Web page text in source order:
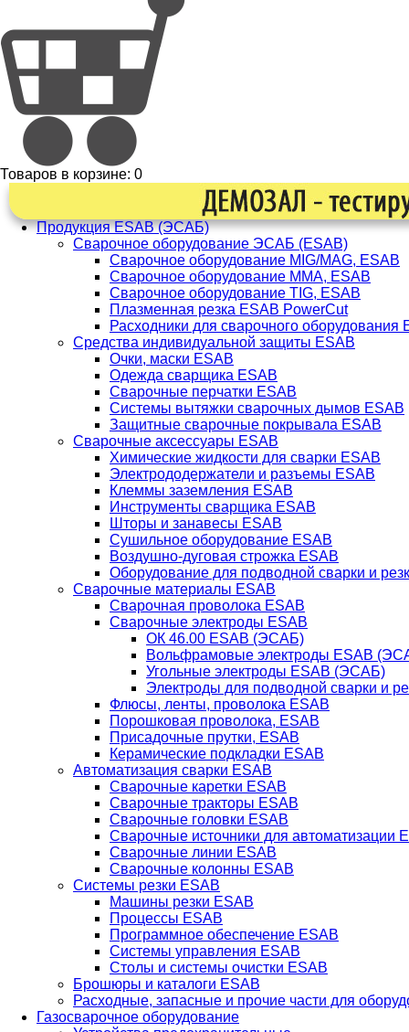
Товаров в корзине: 0
Продукция ESAB (ЭСАБ)
Сварочное оборудование ЭСАБ (ESAB)
Сварочное оборудование MIG/MAG, ESAB
Сварочное оборудование ММА, ESAB
Сварочное оборудование TIG, ESAB
Плазменная резка ESAB PowerCut
Расходники для сварочного оборудования
Средства индивидуальной защиты ESAB
Очки, маски ESAB
Одежда сварщика ESAB
Сварочные перчатки ESAB
Системы вытяжки сварочных дымов ESAB
Защитные сварочные покрывала ESAB
Сварочные аксессуары ESAB
Химические жидкости для сварки ESAB
Электрододержатели и разъемы ESAB
Клеммы заземления ESAB
Инструменты сварщика ESAB
Шторы и занавесы ESAB
Сушильное оборудование ESAB
Воздушно-дуговая строжка ESAB
Оборудование для подводной сварки и
Сварочные материалы ESAB
Сварочная проволока ESAB
Сварочные электроды ESAB
ОК 46.00 ESAB (ЭСАБ)
Вольфрамовые электроды ESAB
Угольные электроды ESAB (ЭСАБ)
Электроды для подводной сварки и
Флюсы, ленты, проволока ESAB
Порошковая проволока, ESAB
Присадочные прутки, ESAB
Керамические подкладки ESAB
Автоматизация сварки ESAB
Сварочные каретки ESAB
Сварочные тракторы ESAB
Сварочные головки ESAB
Сварочные источники для автоматизации
Сварочные линии ESAB
Сварочные колонны ESAB
Системы резки ESAB
Машины резки ESAB
Процессы ESAB
Программное обеспечение ESAB
Системы управления ESAB
Столы и системы очистки ESAB
Брошюры и каталоги ESAB
Расходные, запасные и прочие части для
Газосварочное оборудование